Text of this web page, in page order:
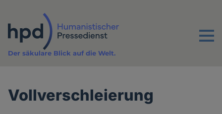
Inhalt
Menu
Der säkulare Blick auf die Welt.
Vollverschleierung